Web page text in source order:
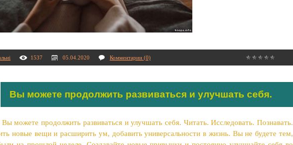
1537 05.04.2020 Комментарии (0)
Вы можете продолжить развиваться и улучшать себя.
можете продолжить развиваться и улучшать себя. Читать. Исследовать. Познавать.
новые вещи и расширить ум, добавить универсальности в жизнь. Вы не будете тем,